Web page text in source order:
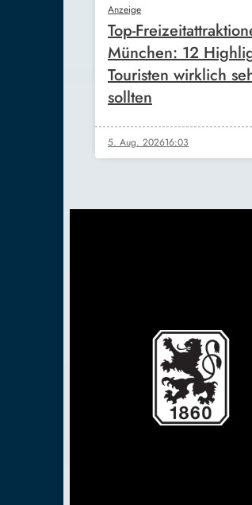
Anzeige
Top-
München: 12
Touristen wirklich
sollten
5. Aug. 202616:03